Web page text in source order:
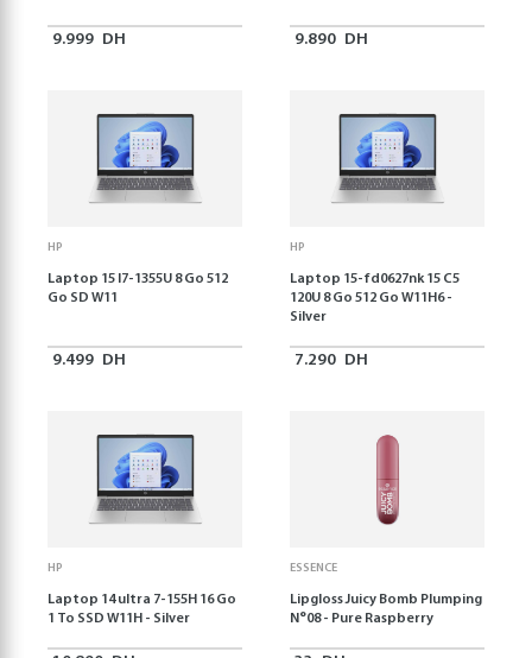
9.999 DH 9.890 DH
HP
Laptop 15 I7-1355U 8 Go 512
Go SD W11
9.499 DH
HP
Laptop 15-fd0627nk 15 C5
120U 8 Go 512 Go W11H6 -
Silver
7.290 DH
HP
Laptop 14 ultra 7-155H 16 Go
1 To SSD W11H - Silver
ESSENCE
Lipgloss Juicy Bomb Plumping
N°08 - Pure Raspberry